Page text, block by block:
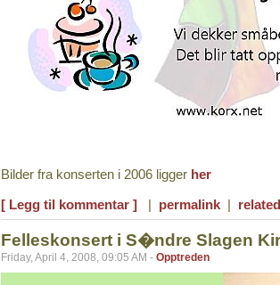
Bilder fra konserten i 2006 ligger her
[ Legg til kommentar ] | permalink |
Felleskonsert i S�ndre Slagen
Friday, April 4, 2008, 09:05 AM - Opptreden